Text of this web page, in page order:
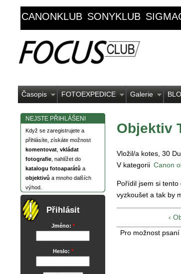
CANONKLUB SONYKLUB
Časopis FOTOEXPEDICE Galerie
NEJSTE PŘIHLÁŠENI
Když se zaregistrujete a
přihlásíte, získáte možnost
komentovat vkládat
fotografie , nahlížet do
katalogu fotoaparátů a
objektivů a mnoho dalších
výhod.
Přihlásit
Jméno: *
Heslo: *
Objektiv
Vložil/a kotes, 30
V kategorii Canon
Pořídil jsem si
vyzkoušet a tak by
‹
Pro možnost